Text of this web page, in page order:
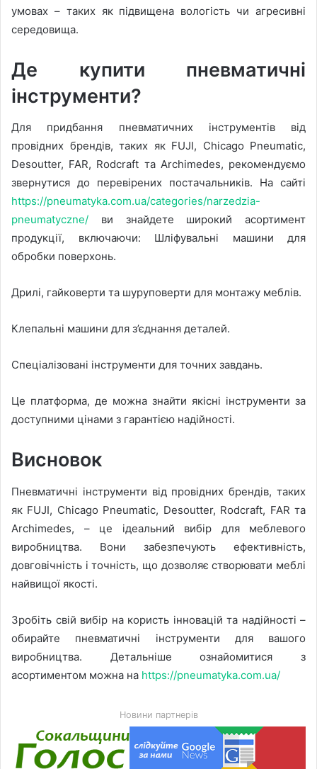
умовах – таких як підвищена вологість чи агресивні
середовища.
Де купити пневматичні
інструменти?
Для придбання пневматичних інструментів від
провідних брендів, таких як FUJI, Chicago Pneumatic,
Desoutter, FAR, Rodcraft та Archimedes, рекомендуємо
звернутися до перевірених постачальників. На сайті
https://pneumatyka.com.ua/categories/narzedzia-
pneumatyczne/ ви знайдете широкий асортимент
продукції, включаючи: Шліфувальні машини для
обробки поверхонь.
Дрилі, гайковерти та шуруповерти для монтажу меблів.
Клепальні машини для з’єднання деталей.
Спеціалізовані інструменти для точних завдань.
Це платформа, де можна знайти якісні інструменти за
доступними цінами з гарантією надійності.
Висновок
Пневматичні інструменти від провідних брендів, таких
як FUJI, Chicago Pneumatic, Desoutter, Rodcraft, FAR та
Archimedes, – це ідеальний вибір для меблевого
виробництва. Вони забезпечують ефективність,
довговічність і точність, що дозволяє створювати меблі
найвищої якості.
Зробіть свій вибір на користь інновацій та надійності –
обирайте пневматичні інструменти для вашого
виробництва. Детальніше ознайомитися з
асортиментом можна на https://pneumatyka.com.ua/
Новини партнерів